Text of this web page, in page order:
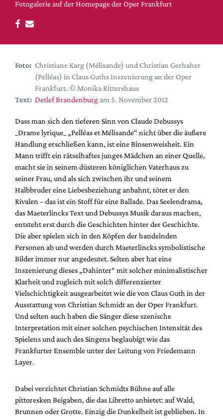
DdB-map
Kalender
Premierensuche
Hefte
Alle Hefte
Leseproben
Podcast
Service
Shop / Abo
Newsletter
Redaktion
Autor:innen
Partner
Mediadaten
Suche
Fotogalerie auf der Homepage der Oper Frankfurt
Foto: Christiane Karg (Mélisande) und Christian Gerhaher
(Pelléas) in Claus Guths Inszenierung an der Oper
Frankfurt. © Monika Rittershaus
Text: Detlef Brandenburg am 5. November 2012
Dass man sich den tieferen Sinn von Claude Debussys
_Drame lyrique_ „Pelléas et Mélisande“ nicht über die äußere
Handlung erschließen kann, ist eine Binsenweisheit. Ein
Mann trifft ein rätselhaftes junges Mädchen an einer Quelle,
macht sie in seinem düsteren königlichen Vaterhaus zu
seiner Frau, und als sich zwischen ihr und seinem
Halbbruder eine Liebesbeziehung anbahnt, tötet er den
Rivalen – das ist ein Stoff für eine Ballade. Das Seelendrama,
das Maeterlincks Text und Debussys Musik daraus machen,
entsteht erst durch die Geschichten hinter der Geschichte.
Die aber spielen sich in den Köpfen der handelnden
Personen ab und werden durch Maeterlincks symbolistische
Bilder immer nur angedeutet. Selten aber hat eine
Inszenierung dieses „Dahinter“ mit solcher minimalistischer
Klarheit und zugleich mit solch differenzierter
Vielschichtigkeit ausgearbeitet wie die von Claus Guth in der
Ausstattung von Christian Schmidt an der Oper Frankfurt.
Und selten auch haben die Sänger diese szenische
Interpretation mit einer solchen psychischen Intensität des
Spielens und auch des Singens beglaubigt wie das
Frankfurter Ensemble unter der Leitung von Friedemann
Layer.
Dabei verzichtet Christian Schmidts Bühne auf alle
pittoresken Beigaben, die das Libretto anbietet: auf Wald,
Brunnen oder Grotte. Einzig die Dunkelheit ist geblieben. In